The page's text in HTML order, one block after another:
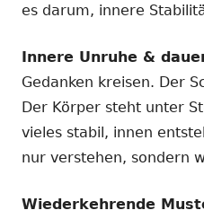
es darum, innere
Innere Unruhe &
Gedanken kreisen. Der
Der Körper steht unter
vieles stabil, innen
nur verstehen, sondern
Wiederkehrende